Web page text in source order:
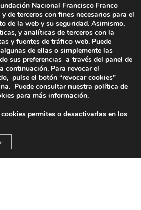
Islero. Cuando España
Nacional Francisco Franco
de terceros con fines necesarios para el
de la web y su seguridad. Asimismo,
y analíticas de terceros con la
y fuentes de tráfico web. Puede
de ellas o simplemente las
sus preferencias a través del panel de
continuación. Para revocar el
pulse el botón “revocar cookies”
Puede consultar nuestra política de
para más información.
permites o desactivarlas en los